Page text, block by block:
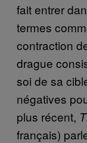
fait entrer
termes
contraction
drague
soi de sa
négatives
plus récent,
français)